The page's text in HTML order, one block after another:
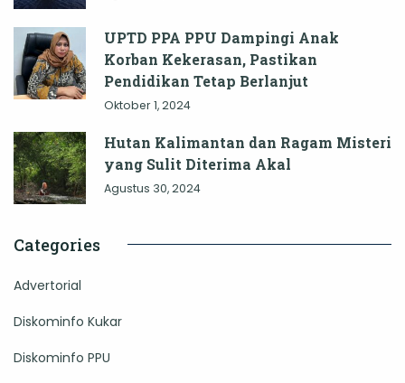
UPTD PPA PPU Dampingi Anak
Korban Kekerasan, Pastikan
Pendidikan Tetap Berlanjut
Oktober 1, 2024
Hutan Kalimantan dan Ragam Misteri
yang Sulit Diterima Akal
Agustus 30, 2024
Categories
Advertorial
Diskominfo Kukar
Diskominfo PPU